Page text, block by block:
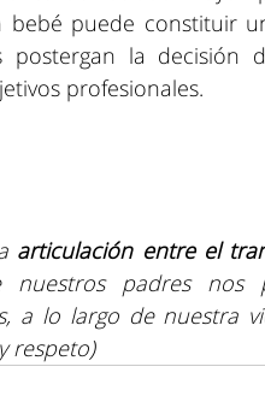
puede constituir
postergan la
profesionales.
articulación entre el
nuestros padres nos
a lo largo de nuestra
respeto)